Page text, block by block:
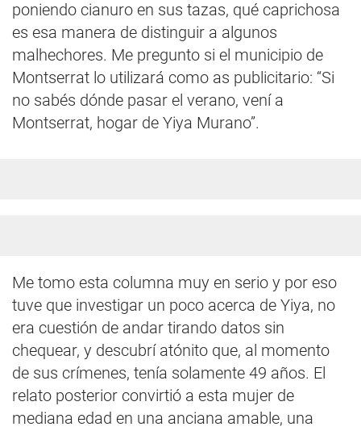
poniendo cianuro en sus tazas, qué caprichosa
es esa manera de distinguir a algunos
malhechores. Me pregunto si el municipio de
Montserrat lo utilizará como as publicitario: “Si
no sabés dónde pasar el verano, vení a
Montserrat, hogar de Yiya Murano”.
Me tomo esta columna muy en serio y por eso
tuve que investigar un poco acerca de Yiya, no
era cuestión de andar tirando datos sin
chequear, y descubrí atónito que, al momento
de sus crímenes, tenía solamente 49 años. El
relato posterior convirtió a esta mujer de
mediana edad en una anciana amable, una